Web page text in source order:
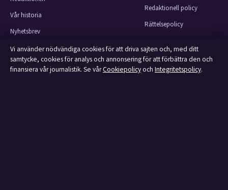
Vår historia
Nyhetsbrev
Tipsa oss
Kontakt
Redaktionell policy
Rättelsepolicy
Ägande & finansiering
Integritetspolicy
Vi använder nödvändiga cookies för att driva sajten och, med ditt
samtycke, cookies för analys och annonsering för att förbättra den och
finansiera vår journalistik. Se vårCookiepolicyoch Integritetspolicy.